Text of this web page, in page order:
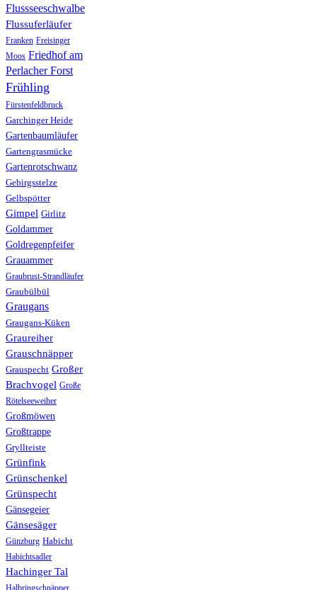
Flussseeschwalbe
Flussuferläufer
Franken Freisinger
Moos Friedhof am
Perlacher Forst
Frühling
Fürstenfeldbruck
Garchinger Heide
Gartenbaumläufer
Gartengrasmücke
Gartenrotschwanz
Gebirgsstelze
Gelbspötter
Gimpel Girlitz
Goldammer
Goldregenpfeifer
Grauammer
Graubrust-Strandläufer
Graubülbül
Graugans
Graugans-Küken
Graureiher
Grauschnäpper
Grauspecht Großer
Brachvogel Große
Rötelseeweiher
Großmöwen
Großtrappe
Gryllteiste
Grünfink
Grünschenkel
Grünspecht
Gänsegeier
Gänsesäger
Günzburg Habicht
Habichtsadler
Hachinger Tal